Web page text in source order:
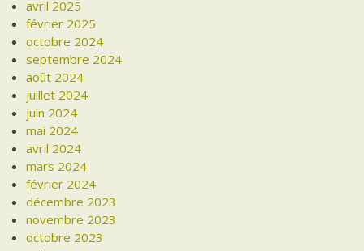
avril 2025
février 2025
octobre 2024
septembre 2024
août 2024
juillet 2024
juin 2024
mai 2024
avril 2024
mars 2024
février 2024
décembre 2023
novembre 2023
octobre 2023